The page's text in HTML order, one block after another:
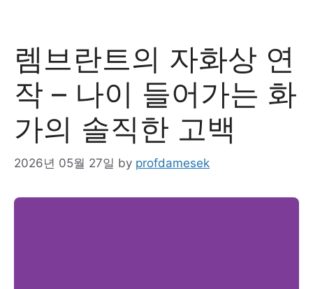
렘브란트의 자화상 연
작 – 나이 들어가는 화
가의 솔직한 고백
2026년 05월 27일 by profdamesek